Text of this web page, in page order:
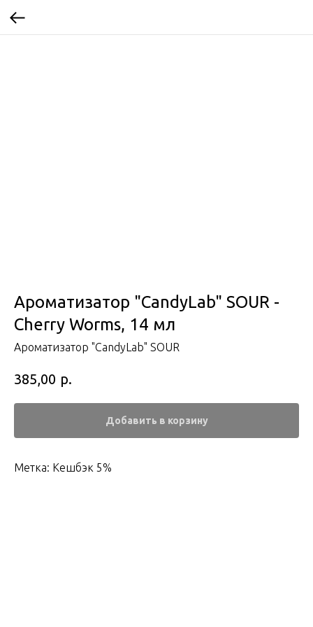
Ароматизатор "CandyLab" SOUR -
Cherry Worms, 14 мл
Ароматизатор "CandyLab" SOUR
385,00 р.
Добавить в корзину
Метка: Кешбэк 5%